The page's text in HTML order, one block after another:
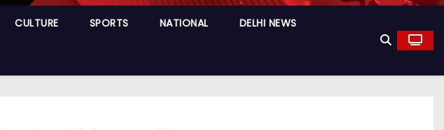
CULTURE SPORTS NATIONAL DELHI NEWS